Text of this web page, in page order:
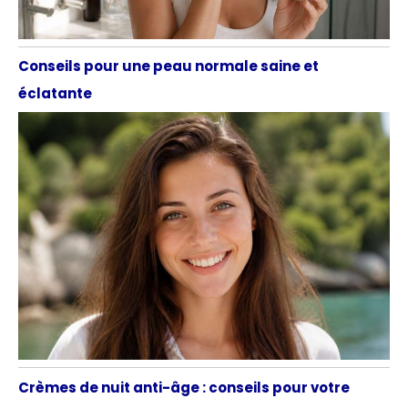
Conseils pour une peau normale saine et
éclatante
Crèmes de nuit anti-âge : conseils pour votre